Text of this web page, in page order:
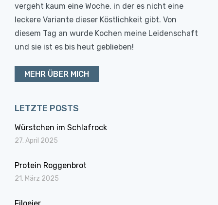
vergeht kaum eine Woche, in der es nicht eine
leckere Variante dieser Köstlichkeit gibt. Von
diesem Tag an wurde Kochen meine Leidenschaft
und sie ist es bis heut geblieben!
MEHR ÜBER MICH
LETZTE POSTS
Würstchen im Schlafrock
27. April 2025
Protein Roggenbrot
21. März 2025